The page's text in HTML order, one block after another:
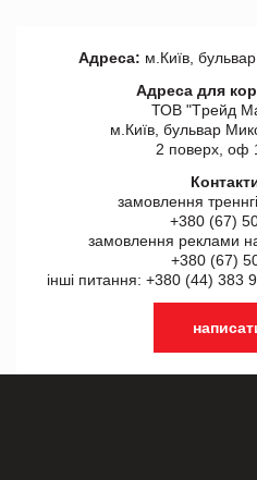
Адреса: м.Київ,
Адреса для
ТОВ "Tрейд
м.Київ, бульвар
2 поверх, оф
замовлення
+380 (67)
замовлення реклами
+380 (67)
інші питання: +380 (44) 383